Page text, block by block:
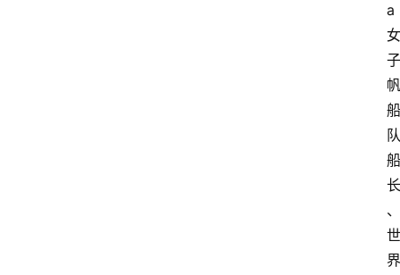
a
女
子
帆
船
队
船
长
、
世
界